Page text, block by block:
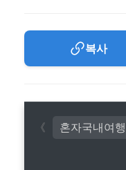
복사
혼자국내여행